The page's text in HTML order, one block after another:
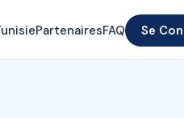
PartenairesFAQ Se